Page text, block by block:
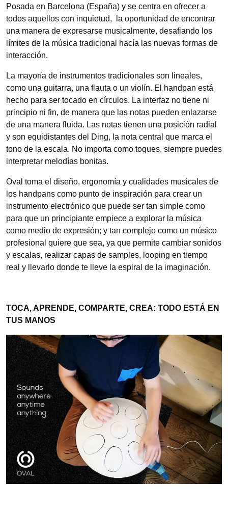
Posada en Barcelona (España) y se centra en ofrecer a
todos aquellos con inquietud, la oportunidad de encontrar
una manera de expresarse musicalmente, desafiando los
límites de la música tradicional hacía las nuevas formas de
interacción.
La mayoría de instrumentos tradicionales son lineales,
como una guitarra, una flauta o un violín. El handpan está
hecho para ser tocado en círculos. La interfaz no tiene ni
principio ni fin, de manera que las notas pueden enlazarse
de una manera fluida. Las notas tienen una posición radial
y son equidistantes del Ding, la nota central que marca el
tono de la escala. No importa como toques, siempre puedes
interpretar melodías bonitas.
Oval toma el diseño, ergonomía y cualidades musicales de
los handpans como punto de inspiración para crear un
instrumento electrónico que puede ser tan simple como
para que un principiante empiece a explorar la música
como medio de expresión; y tan complejo como un músico
profesional quiere que sea, ya que permite cambiar sonidos
y escalas, realizar capas de samples, looping en tiempo
real y llevarlo donde te lleve la espiral de la imaginación.
TOCA, APRENDE, COMPARTE, CREA: TODO ESTÁ EN
TUS MANOS